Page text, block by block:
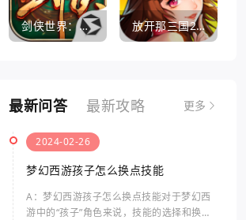
剑侠世界：起源 放开那三国2360版
最新问答 最新攻略 更多
2024-02-26
梦幻西游孩子怎么换点技能
A：梦幻西游孩子怎么换点技能对于梦幻西
游中的“孩子”角色来说，技能的选择和换点